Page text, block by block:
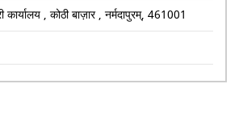
कार्यालय , कोठी बाज़ार , नर्मदापुरम्, 461001